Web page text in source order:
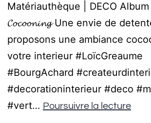
Matériauthèque | DECO
𝓒𝓸𝓬𝓸𝓸𝓷𝓲𝓷𝓰 Une envie de
proposons une ambiance
votre interieur #LoïcGreaume
#BourgAchard
#decorationinterieur #deco
#vert… Poursuivre la lecture